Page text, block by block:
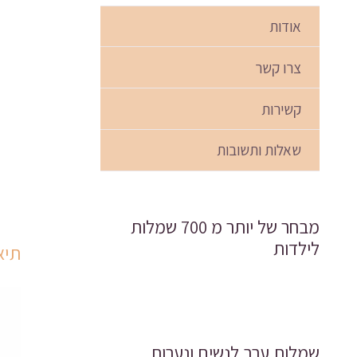
אודות
צרו קשר
קשירות
שאלות ותשובות
מבחר של יותר מ 700 שמלות
לילדות